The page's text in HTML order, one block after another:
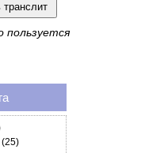
пользуется
(25)